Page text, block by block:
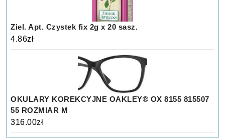
Ziel. Apt. Czystek fix 2g x 20 sasz.
4.86zł
OKULARY KOREKCYJNE OAKLEY® OX 8155 815507
55 ROZMIAR M
316.00zł